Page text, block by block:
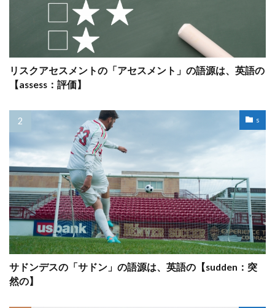
リスクアセスメントの「アセスメント」の語源は、英語の
【assess：評価】
s
サドンデスの「サドン」の語源は、英語の【sudden：突
然の】